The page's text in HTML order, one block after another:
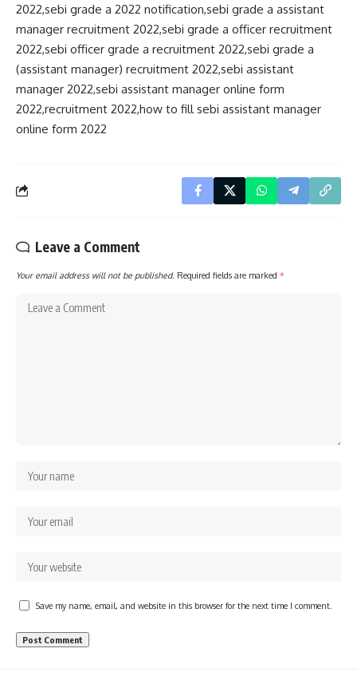
2022,sebi grade a 2022 notification,sebi grade a assistant
manager recruitment 2022,sebi grade a officer recruitment
2022,sebi officer grade a recruitment 2022,sebi grade a
(assistant manager) recruitment 2022,sebi assistant
manager 2022,sebi assistant manager online form
2022,recruitment 2022,how to fill sebi assistant manager
online form 2022
Leave a Comment
Your email address will not be published. Required fields are marked *
Save my name, email, and website in this browser for the next time I comment.